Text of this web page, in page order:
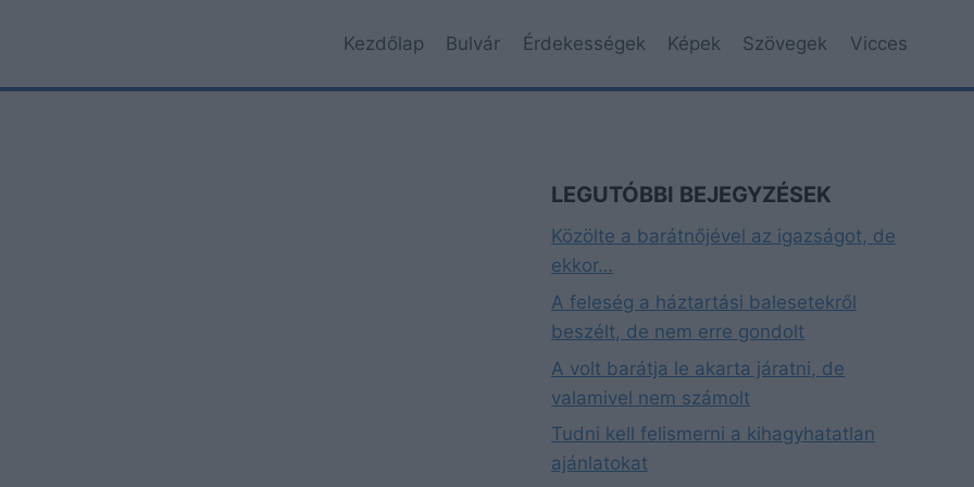
Kezdőlap Bulvár Érdekességek Képek Szövegek Vicces
LEGUTÓBBI BEJEGYZÉSEK
Közölte a barátnőjével az igazságot, de
ekkor…
A feleség a háztartási balesetekről
beszélt, de nem erre gondolt
A volt barátja le akarta járatni, de
valamivel nem számolt
Tudni kell felismerni a kihagyhatatlan
ajánlatokat